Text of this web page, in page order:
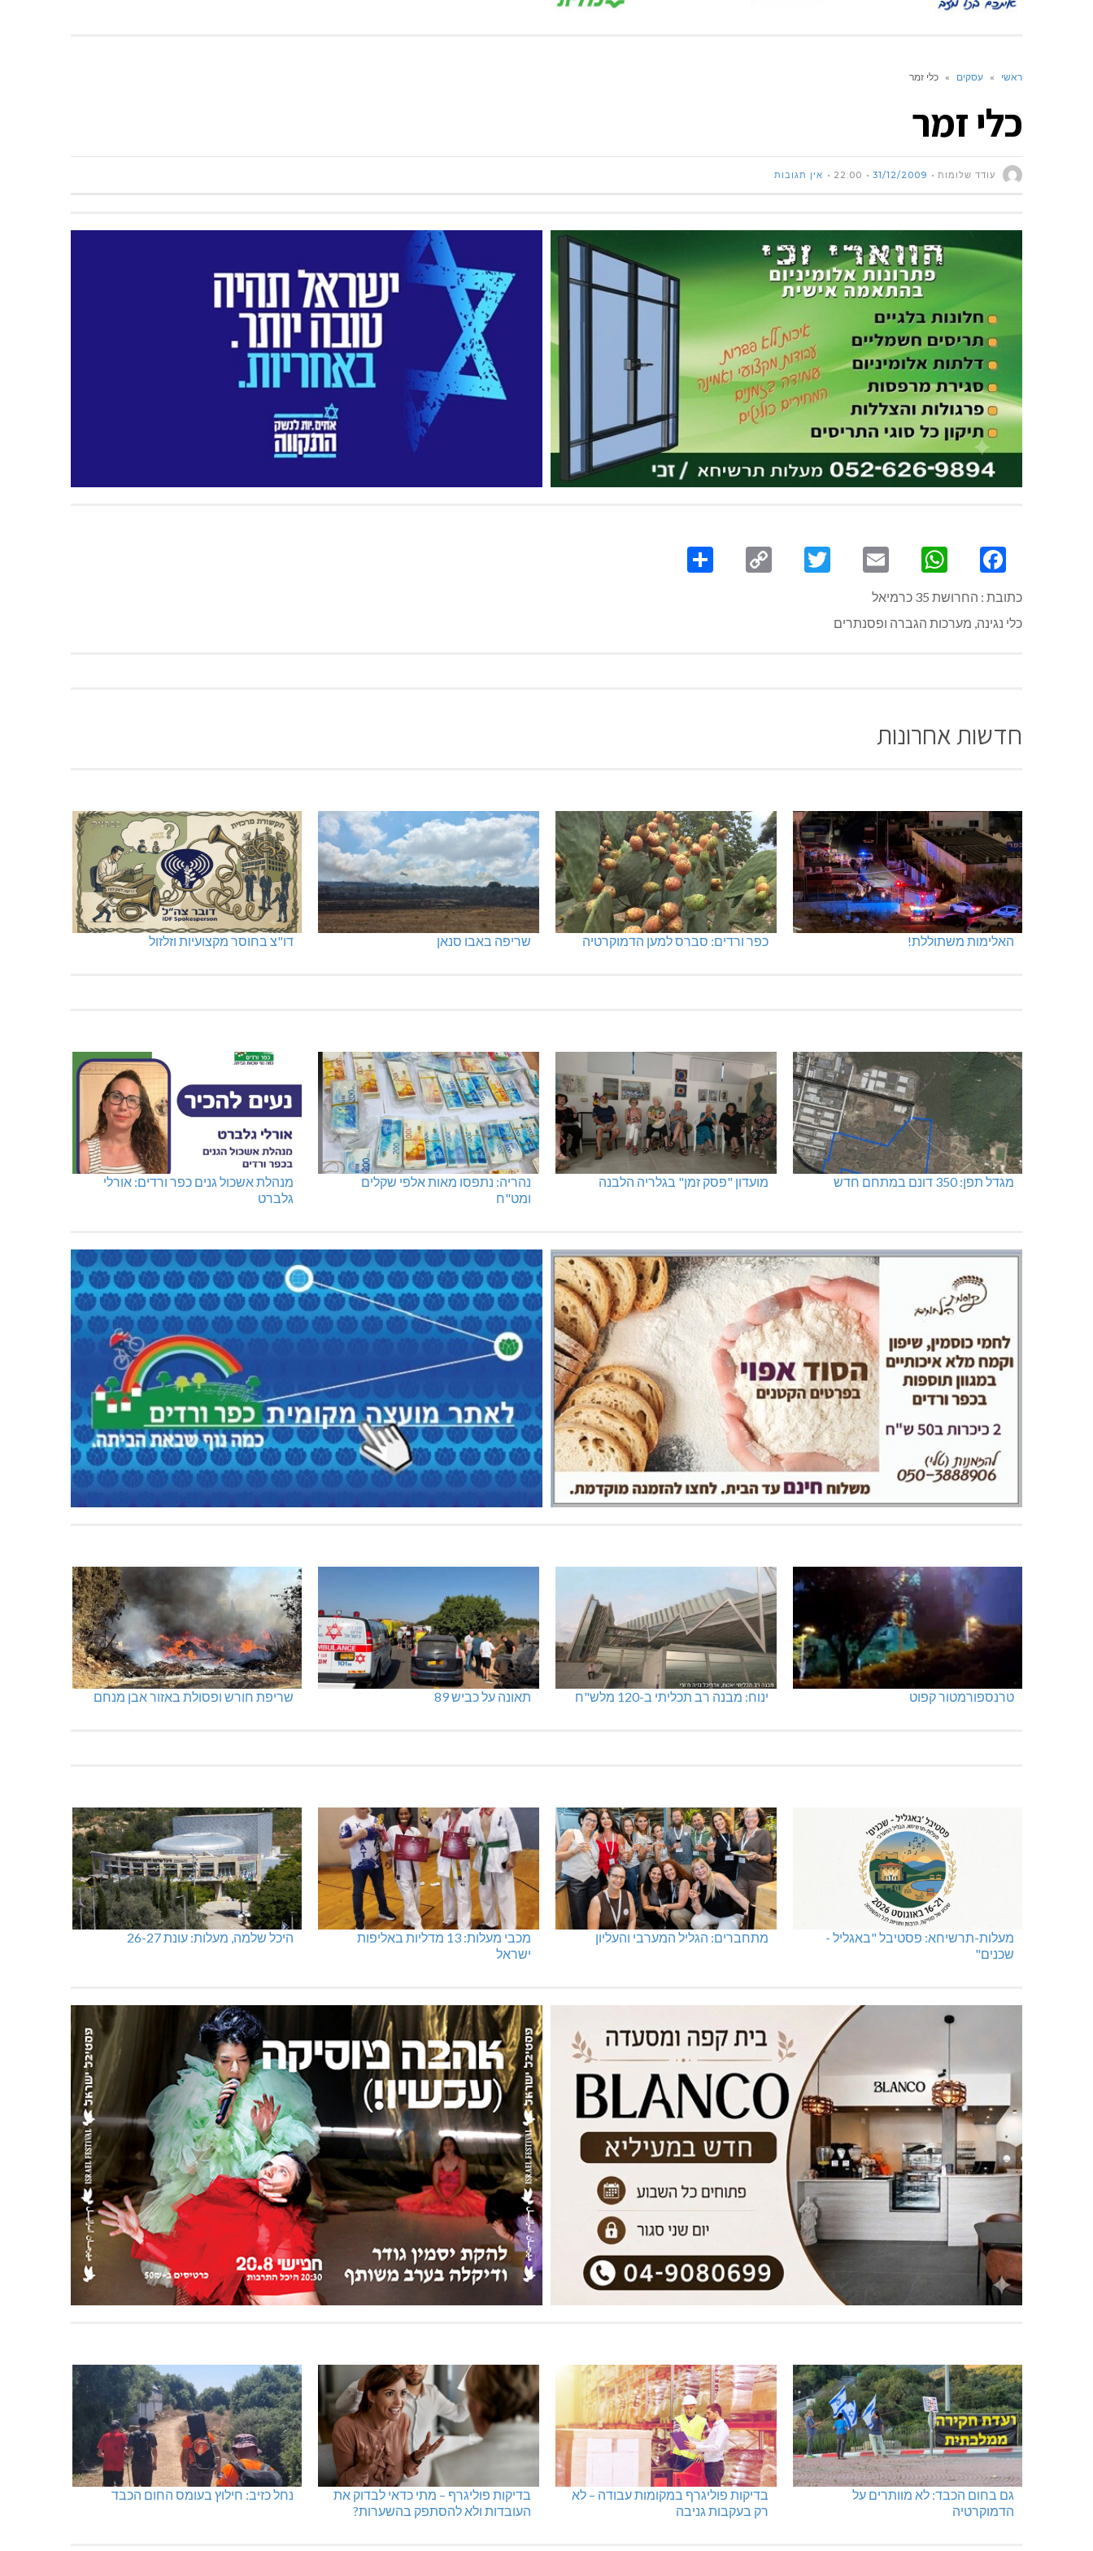
ראשי » עסקים » כלי זמר
כלי זמר
עודד שלומות 31/12/2009
22:00 אין תגובות
Facebook
WhatsApp
Email
Twitter
Copy
כתובת : החרושת 35 כרמיאל
כלי נגינה, מערכות הגברה ופסנתרים
חדשות אחרונות
האלימות משתוללת! כפר ורדים: סברס למען הדמוקרטיה שריפה באבו סנאן דו"צ בחוסר מקצועיות וזלזול
מגדל תפן: 350 דונם במתחם חדש מועדון "פסק זמן" בגלריה הלבנה
נהריה: נתפסו מאות אלפי שקלים
ומט"ח
מנהלת אשכול גנים כפר ורדים: אורלי
גלברט
טרנספורמטור קפוט ינוח: מבנה רב תכליתי ב-120 מלש"ח תאונה על כביש 89 שריפת חורש ופסולת באזור אבן מנחם
מעלות-תרשיחא: פסטיבל "באגליל -
שכנים"
מתחברים: הגליל המערבי והעליון
מכבי מעלות: 13 מדליות באליפות
ישראל
היכל שלמה, מעלות: עונת 26-27